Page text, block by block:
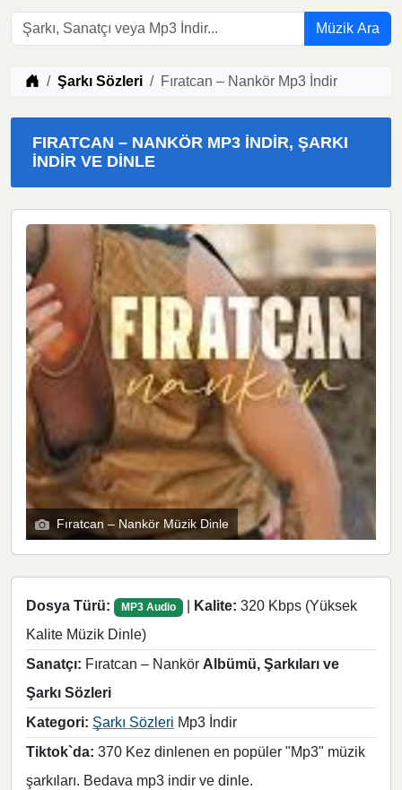
Müzik Ara
Müzik indir
Şarkı Sözleri Fıratcan – Nankör Mp3 İndir
FIRATCAN – NANKÖR MP3 İNDIR, ŞARKI
İNDIR VE DINLE
Fıratcan – Nankör Müzik Dinle
Dosya Türü: MP3 Audio | Kalite: 320 Kbps (Yüksek
Kalite Müzik Dinle)
Sanatçı: Fıratcan – Nankör Albümü, Şarkıları ve
Şarkı Sözleri
Kategori: Şarkı Sözleri Mp3 İndir
Tiktok`da: 370 Kez dinlenen en popüler "Mp3" müzik
şarkıları. Bedava mp3 indir ve dinle.